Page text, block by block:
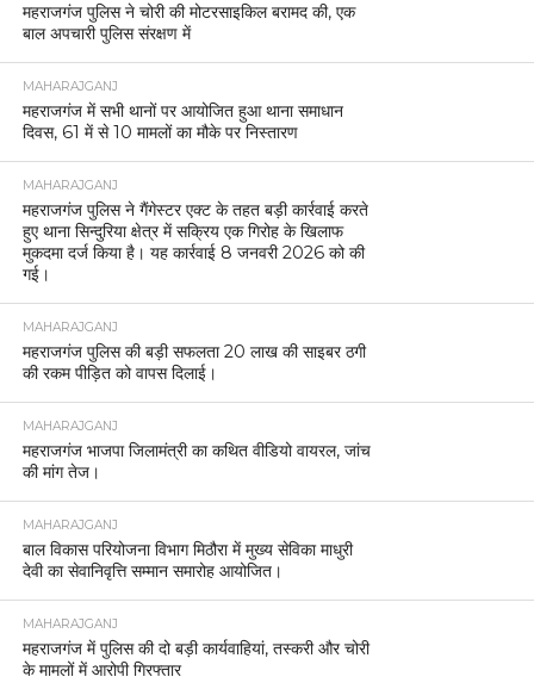
महराजगंज पुलिस ने चोरी की मोटरसाइकिल बरामद की, एक
बाल अपचारी पुलिस संरक्षण में
MAHARAJGANJ
महराजगंज में सभी थानों पर आयोजित हुआ थाना समाधान
दिवस, 61 में से 10 मामलों का मौके पर निस्तारण
MAHARAJGANJ
महराजगंज पुलिस ने गैंगेस्टर एक्ट के तहत बड़ी कार्रवाई करते
हुए थाना सिन्दुरिया क्षेत्र में सक्रिय एक गिरोह के खिलाफ
मुकदमा दर्ज किया है। यह कार्रवाई 8 जनवरी 2026 को की
गई।
MAHARAJGANJ
महराजगंज पुलिस की बड़ी सफलता 20 लाख की साइबर ठगी
की रकम पीड़ित को वापस दिलाई।
MAHARAJGANJ
महराजगंज भाजपा जिलामंत्री का कथित वीडियो वायरल, जांच
की मांग तेज।
MAHARAJGANJ
बाल विकास परियोजना विभाग मिठौरा में मुख्य सेविका माधुरी
देवी का सेवानिवृत्ति सम्मान समारोह आयोजित।
MAHARAJGANJ
महराजगंज में पुलिस की दो बड़ी कार्यवाहियां, तस्करी और चोरी
के मामलों में आरोपी गिरफ्तार